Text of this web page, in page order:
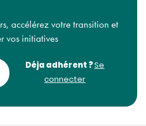
accélérez votre transition et
vos initiatives
Déja adhérent ?Se
connecter